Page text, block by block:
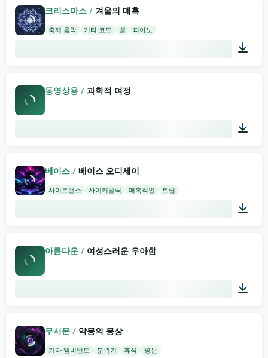
크리스마스 / 겨울의 매혹
축제 음악 기타 코드 벨 피아노
동영상용 / 과학적 여정
베이스 / 베이스 오디세이
사이트랜스 사이키델릭 매혹적인 트립
아름다운 / 여성스러운 우아함
무서운 / 악몽의 몽상
기타 앰비언트 분위기 휴식 평온